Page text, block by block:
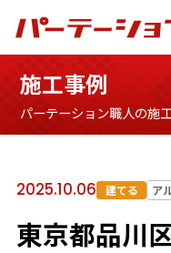
施工事例
パーテーション職人の施
2025.10.06 建てる ア
東京都品川